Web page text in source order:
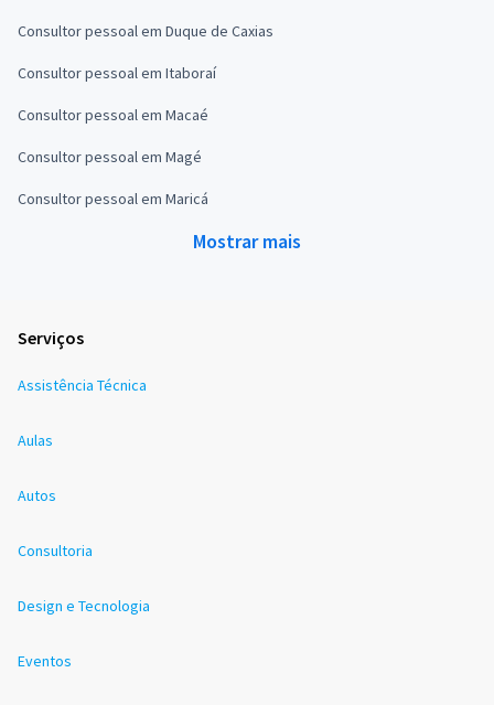
Consultor pessoal em Duque de Caxias
Consultor pessoal em Itaboraí
Consultor pessoal em Macaé
Consultor pessoal em Magé
Consultor pessoal em Maricá
Mostrar mais
Serviços
Assistência Técnica
Aulas
Autos
Consultoria
Design e Tecnologia
Eventos